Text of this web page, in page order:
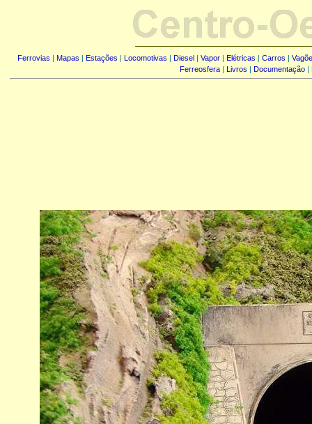
Ferrovias | Mapas | Estações | Locomotivas | Diesel | Vapor | Elétricas | Carros |
Ferreosfera| Livros | Documentação|